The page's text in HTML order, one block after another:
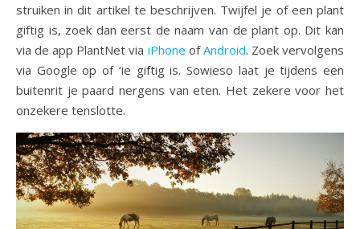
struiken in dit artikel te beschrijven. Twijfel je of een plant
giftig is, zoek dan eerst de naam van de plant op. Dit kan
via de app PlantNet via iPhone ofAndroid. Zoek vervolgens
via Google op of ‘ie giftig is. Sowieso laat je tijdens een
buitenrit je paard nergens van eten. Het zekere voor het
onzekere tenslotte.